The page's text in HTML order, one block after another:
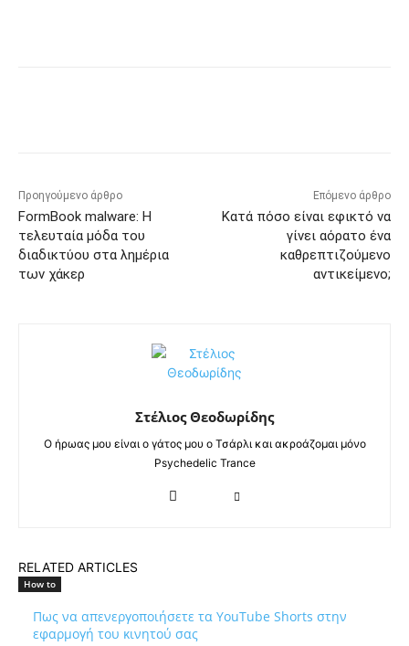
Προηγούμενο άρθρο
FormBook malware: Η
τελευταία μόδα του
διαδικτύου στα λημέρια
των χάκερ
Επόμενο άρθρο
Κατά πόσο είναι εφικτό να
γίνει αόρατο ένα
καθρεπτιζούμενο
αντικείμενο;
Στέλιος Θεοδωρίδης
Ο ήρωας μου είναι ο γάτος μου ο Τσάρλι και ακροάζομαι μόνο
Psychedelic Trance
RELATED ARTICLES
How to
Πως να απενεργοποιήσετε τα YouTube Shorts στην
εφαρμογή του κινητού σας